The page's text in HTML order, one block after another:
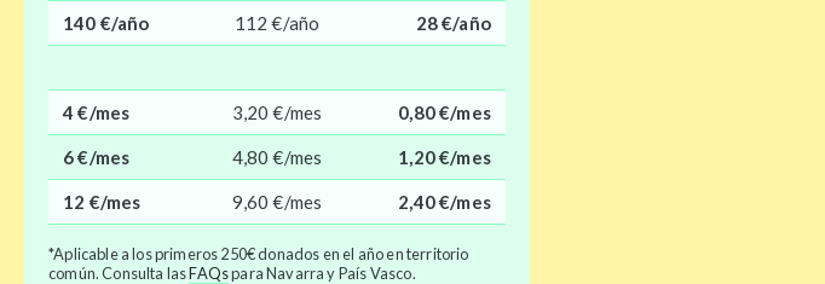
140 €/año 112 €/año 28 €/año
4 €/mes 3,20 €/mes 0,80 €/mes
6 €/mes 4,80 €/mes 1,20 €/mes
12 €/mes 9,60 €/mes 2,40 €/mes
*Aplicable a los primeros 250€ donados en el año en territorio
común. Consulta lasFAQspara Navarra y País Vasco.